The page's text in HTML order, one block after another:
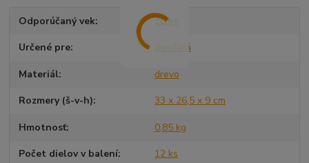
Odporúčaný vek 18m+
Určené pre dievčatá
Materiál drevo
Rozmery (š-v-h) 33 x 26,5 x 9 cm
Hmotnosť 0,85 kg
Počet dielov v balení 12 ks